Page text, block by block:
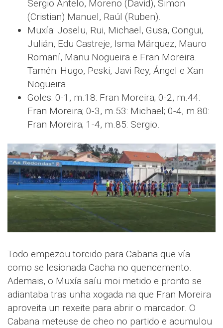
Sergio Antelo, Moreno (David), Simon
(Cristian) Manuel, Raúl (Ruben).
Muxía: Joselu, Rui, Michael, Gusa, Congui,
Julián, Edu Castreje, Isma Márquez, Mauro
Romaní, Manu Nogueira e Fran Moreira.
Tamén: Hugo, Peski, Javi Rey, Ángel e Xan
Nogueira.
Goles: 0-1, m.18: Fran Moreira; 0-2, m.44:
Fran Moreira; 0-3, m.53: Michael; 0-4, m.80:
Fran Moreira; 1-4, m.85: Sergio.
Todo empezou torcido para Cabana que vía
como se lesionada Cacha no quencemento.
Ademais, o Muxía saíu moi metido e pronto se
adiantaba tras unha xogada na que Fran Moreira
aproveita un rexeite para abrir o marcador. O
Cabana meteuse de cheo no partido e acumulou